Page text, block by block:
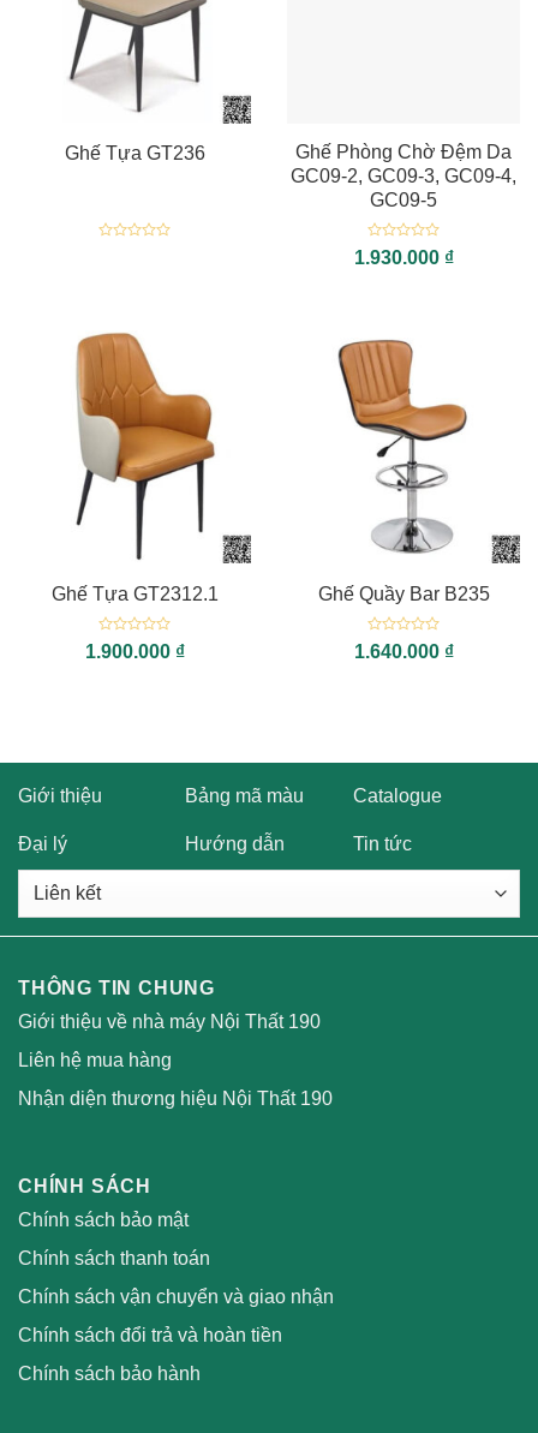
Ghế Tựa GT236
Ghế Phòng Chờ Đệm Da
GC09-2, GC09-3, GC09-4,
GC09-5
Được
xếp
1.930.000 ₫
Ghế Tựa GT2312.1
Được
xếp
1.900.000 ₫
Ghế Quầy Bar B235
Được
xếp
1.640.000 ₫
Giới thiệu Bảng mã màu Catalogue
Đại lý Hướng dẫn Tin tức
THÔNG TIN CHUNG
Giới thiệu về nhà máy Nội Thất 190
Liên hệ mua hàng
Nhận diện thương hiệu Nội Thất 190
CHÍNH SÁCH
Chính sách bảo mật
Chính sách thanh toán
Chính sách vận chuyển và giao nhận
Chính sách đổi trả và hoàn tiền
Chính sách bảo hành